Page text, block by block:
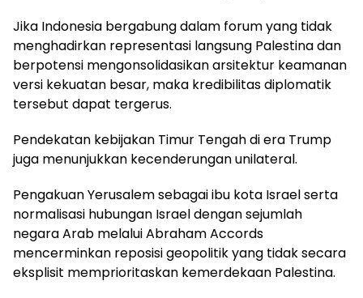
Jika Indonesia bergabung dalam forum yang tidak
menghadirkan representasi langsung Palestina dan
berpotensi mengonsolidasikan arsitektur keamanan
versi kekuatan besar, maka kredibilitas diplomatik
tersebut dapat tergerus.
Pendekatan kebijakan Timur Tengah di era Trump
juga menunjukkan kecenderungan unilateral.
Pengakuan Yerusalem sebagai ibu kota Israel serta
normalisasi hubungan Israel dengan sejumlah
negara Arab melalui Abraham Accords
mencerminkan reposisi geopolitik yang tidak secara
eksplisit memprioritaskan kemerdekaan Palestina.